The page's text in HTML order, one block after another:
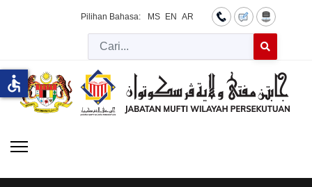
Pilihan Bahasa: MS EN AR
Cari
accessible